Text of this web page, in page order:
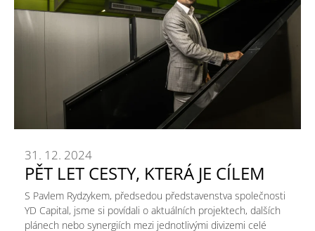
PĚT LET CESTY, KTERÁ JE CÍLEM
31. 12. 2024
S Pavlem Rydzykem, předsedou představenstva společnosti
YD Capital, jsme si povídali o aktuálních projektech, dalších
plánech nebo synergiích mezi jednotlivými divizemi celé